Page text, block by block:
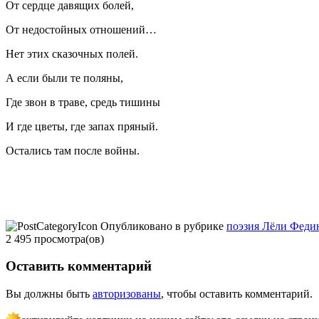
От сердце давящих болей,
От недостойных отношений…
Нет этих сказочных полей.
А если были те поляны,
Где звон в траве, средь тишины
И где цветы, где запах пряный.
Остались там после войны.
Опубликовано в рубрике поэзия Лёли
2 495 просмотра(ов)
Оставить комментарий
Вы должны быть авторизованы, чтобы оставить комментарий.